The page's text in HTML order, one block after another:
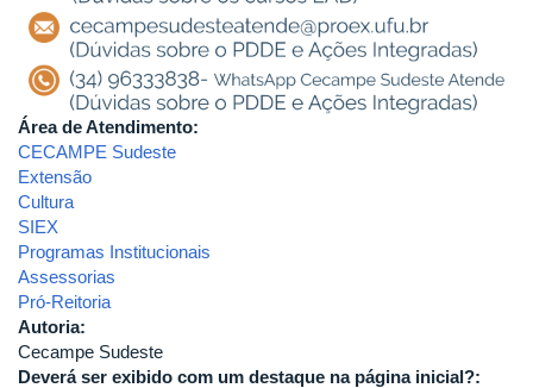
Área de Atendimento:
CECAMPE Sudeste
Extensão
Cultura
SIEX
Programas Institucionais
Assessorias
Pró-Reitoria
Autoria:
Cecampe Sudeste
Deverá ser exibido com um destaque na página inicial?: